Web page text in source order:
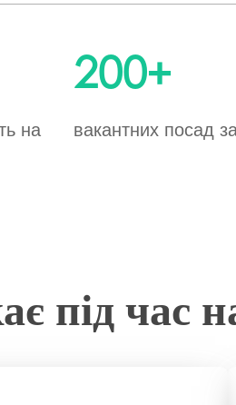
на
200+
вакантних посад
під час